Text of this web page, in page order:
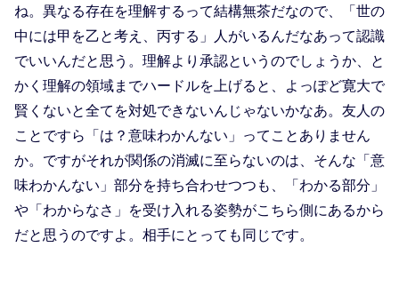
ね。異なる存在を理解するって結構無茶だなので、「世の
中には甲を乙と考え、丙する」人がいるんだなあって認識
でいいんだと思う。理解より承認というのでしょうか、と
かく理解の領域までハードルを上げると、よっぽど寛大で
賢くないと全てを対処できないんじゃないかなあ。友人の
ことですら「は？意味わかんない」ってことありません
か。ですがそれが関係の消滅に至らないのは、そんな「意
味わかんない」部分を持ち合わせつつも、「わかる部分」
や「わからなさ」を受け入れる姿勢がこちら側にあるから
だと思うのですよ。相手にとっても同じです。